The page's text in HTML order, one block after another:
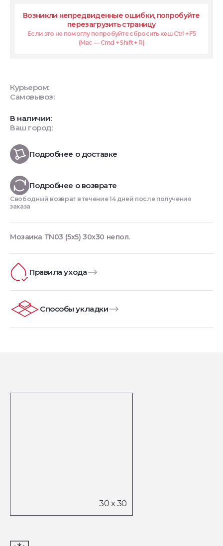
Возникли непредвиденные ошибки, попробуйте
перезагрузить страницу
Если это не помоглу попробуйте сбросить кеш Ctrl + F5
(Mac — Cmd + Shift + R)
Курьером:
Самовывоз:
В наличии:
Ваш город:
Подробнее о доставке
Подробнее о возврате
Свободный возврат в течение 14 дней после получения
заказа
Мозаика TN03 (5х5) 30x30 непол.
Правила ухода
Способы укладки